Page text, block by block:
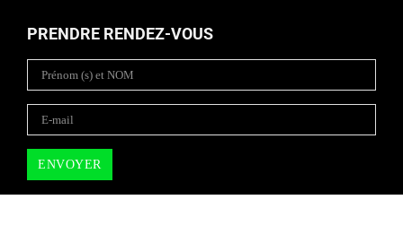
PRENDRE RENDEZ-VOUS